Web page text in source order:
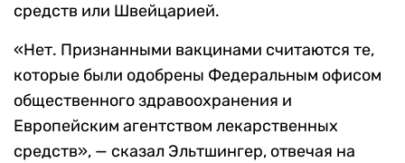
средств или Швейцарией.
«Нет. Признанными вакцинами считаются те,
которые были одобрены Федеральным офисом
общественного здравоохранения и
Европейским агентством лекарственных
средств», — сказал Эльтшингер, отвечая на